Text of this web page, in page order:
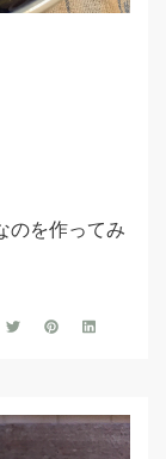
のを作ってみ